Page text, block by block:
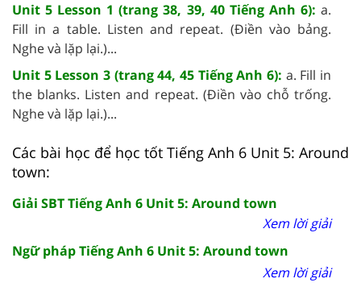
Unit 5 Lesson 1 (trang 38, 39, 40 Tiếng Anh 6): a.
Fill in a table. Listen and repeat. (Điền vào bảng.
Nghe và lặp lại.)...
Unit 5 Lesson 3 (trang 44, 45 Tiếng Anh 6): a. Fill in
the blanks. Listen and repeat. (Điền vào chỗ trống.
Nghe và lặp lại.)...
Các bài học để học tốt Tiếng Anh 6 Unit 5: Around
town:
Giải SBT Tiếng Anh 6 Unit 5: Around town
Xem lời giải
Ngữ pháp Tiếng Anh 6 Unit 5: Around town
Xem lời giải